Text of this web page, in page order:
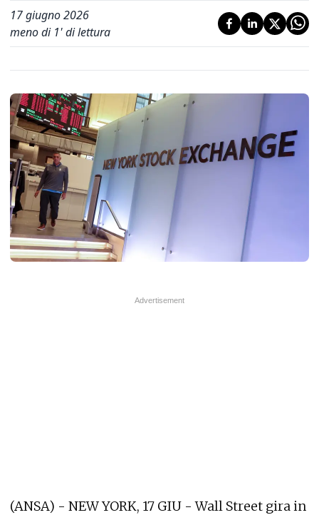
17 giugno 2026
meno di 1' di lettura
(ANSA) - NEW YORK, 17 GIU - Wall Street gira in